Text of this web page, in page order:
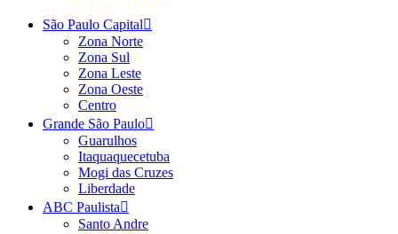
São Paulo Capital
Zona Norte
Zona Sul
Zona Leste
Zona Oeste
Centro
Grande São Paulo
Guarulhos
Itaquaquecetuba
Mogi das Cruzes
Liberdade
ABC Paulista
Santo Andre